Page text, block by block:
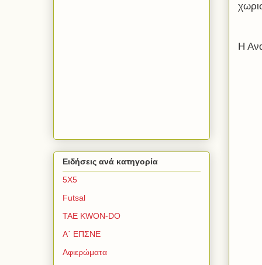
Η
Ειδήσεις ανά κατηγορία
5Χ5
Futsal
TAE KWON-DO
Α΄ ΕΠΣΝΕ
Αφιερώματα